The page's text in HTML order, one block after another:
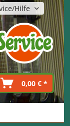
Hilfe
0,00 € *